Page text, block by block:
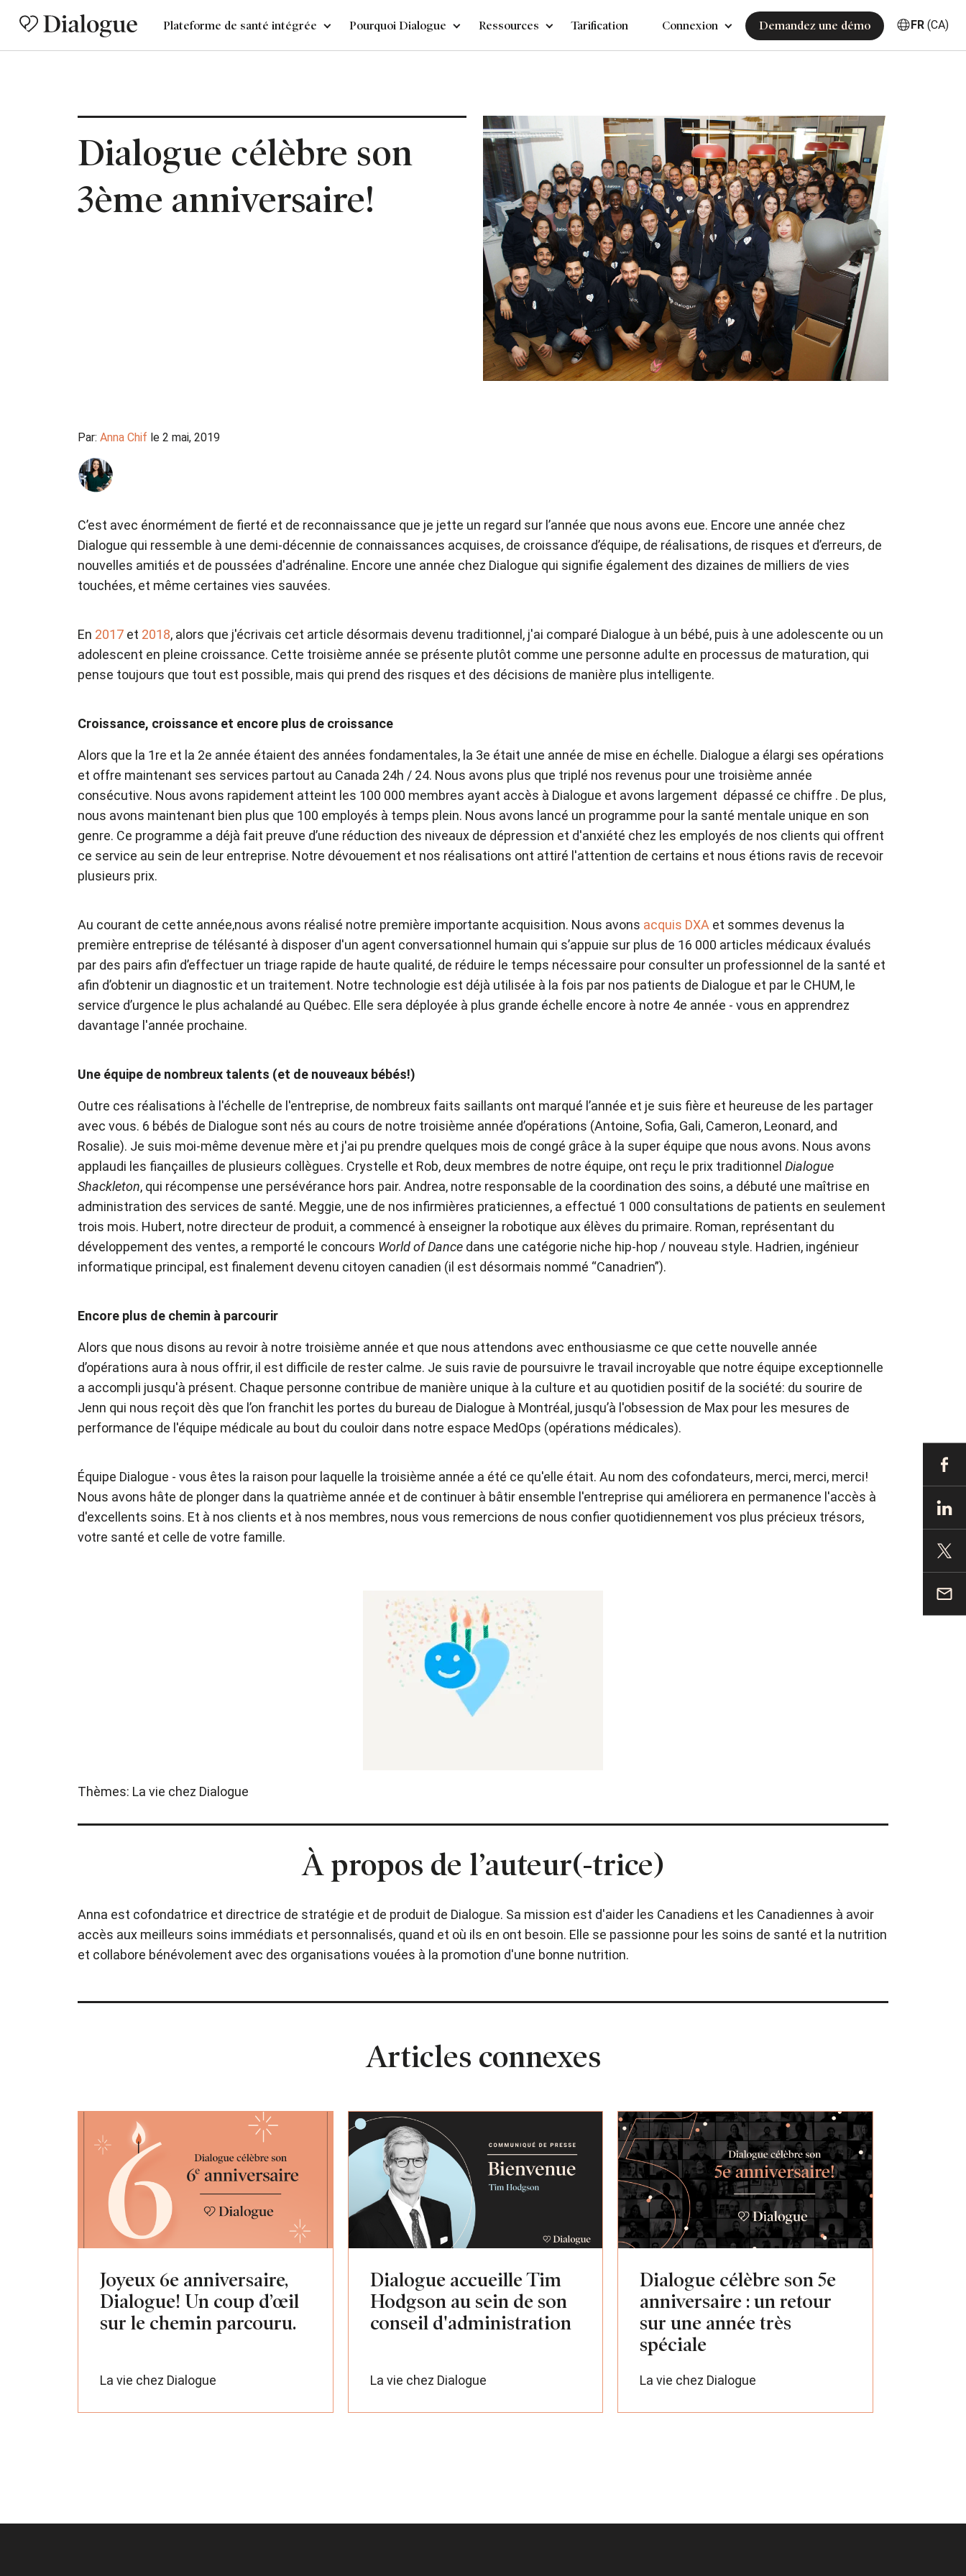
Plateforme de santé intégrée Pourquoi Dialogue Ressources Tarification Connexion Demandez une démo FR (CA)
Dialogue célèbre son
3ème anniversaire!
Par: Anna Chif le 2 mai, 2019
C’est avec énormément de fierté et de reconnaissance que je jette un regard sur l’année que nous avons eue. Encore une année chez
Dialogue qui ressemble à une demi-décennie de connaissances acquises, de croissance d’équipe, de réalisations, de risques et d’erreurs, de
nouvelles amitiés et de poussées d'adrénaline. Encore une année chez Dialogue qui signifie également des dizaines de milliers de vies
touchées, et même certaines vies sauvées.
En 2017 et 2018, alors que j'écrivais cet article désormais devenu traditionnel, j'ai comparé Dialogue à un bébé, puis à une adolescente ou un
adolescent en pleine croissance. Cette troisième année se présente plutôt comme une personne adulte en processus de maturation, qui
pense toujours que tout est possible, mais qui prend des risques et des décisions de manière plus intelligente.
Croissance, croissance et encore plus de croissance
Alors que la 1re et la 2e année étaient des années fondamentales, la 3e était une année de mise en échelle. Dialogue a élargi ses opérations
et offre maintenant ses services partout au Canada 24h / 24. Nous avons plus que triplé nos revenus pour une troisième année
consécutive. Nous avons rapidement atteint les 100 000 membres ayant accès à Dialogue et avons largement dépassé ce chiffre . De plus,
nous avons maintenant bien plus que 100 employés à temps plein. Nous avons lancé un programme pour la santé mentale unique en son
genre. Ce programme a déjà fait preuve d’une réduction des niveaux de dépression et d'anxiété chez les employés de nos clients qui offrent
ce service au sein de leur entreprise. Notre dévouement et nos réalisations ont attiré l'attention de certains et nous étions ravis de recevoir
plusieurs prix.
Au courant de cette année,nous avons réalisé notre première importante acquisition. Nous avons acquis DXA et sommes devenus la
première entreprise de télésanté à disposer d'un agent conversationnel humain qui s’appuie sur plus de 16 000 articles médicaux évalués
par des pairs afin d’effectuer un triage rapide de haute qualité, de réduire le temps nécessaire pour consulter un professionnel de la santé et
afin d’obtenir un diagnostic et un traitement. Notre technologie est déjà utilisée à la fois par nos patients de Dialogue et par le CHUM, le
service d’urgence le plus achalandé au Québec. Elle sera déployée à plus grande échelle encore à notre 4e année - vous en apprendrez
davantage l'année prochaine.
Une équipe de nombreux talents (et de nouveaux bébés!)
Outre ces réalisations à l'échelle de l'entreprise, de nombreux faits saillants ont marqué l’année et je suis fière et heureuse de les partager
avec vous. 6 bébés de Dialogue sont nés au cours de notre troisième année d’opérations (Antoine, Sofia, Gali, Cameron, Leonard, and
Rosalie). Je suis moi-même devenue mère et j'ai pu prendre quelques mois de congé grâce à la super équipe que nous avons. Nous avons
applaudi les fiançailles de plusieurs collègues. Crystelle et Rob, deux membres de notre équipe, ont reçu le prix traditionnel Dialogue
Shackleton, qui récompense une persévérance hors pair. Andrea, notre responsable de la coordination des soins, a débuté une maîtrise en
administration des services de santé. Meggie, une de nos infirmières praticiennes, a effectué 1 000 consultations de patients en seulement
trois mois. Hubert, notre directeur de produit, a commencé à enseigner la robotique aux élèves du primaire. Roman, représentant du
développement des ventes, a remporté le concours World of Dance dans une catégorie niche hip-hop / nouveau style. Hadrien, ingénieur
informatique principal, est finalement devenu citoyen canadien (il est désormais nommé “Canadrien”).
Encore plus de chemin à parcourir
Alors que nous disons au revoir à notre troisième année et que nous attendons avec enthousiasme ce que cette nouvelle année
d’opérations aura à nous offrir, il est difficile de rester calme. Je suis ravie de poursuivre le travail incroyable que notre équipe exceptionnelle
a accompli jusqu'à présent. Chaque personne contribue de manière unique à la culture et au quotidien positif de la société: du sourire de
Jenn qui nous reçoit dès que l’on franchit les portes du bureau de Dialogue à Montréal, jusqu’à l'obsession de Max pour les mesures de
performance de l'équipe médicale au bout du couloir dans notre espace MedOps (opérations médicales).
Équipe Dialogue - vous êtes la raison pour laquelle la troisième année a été ce qu'elle était. Au nom des cofondateurs, merci, merci, merci!
Nous avons hâte de plonger dans la quatrième année et de continuer à bâtir ensemble l'entreprise qui améliorera en permanence l'accès à
d'excellents soins. Et à nos clients et à nos membres, nous vous remercions de nous confier quotidiennement vos plus précieux trésors,
votre santé et celle de votre famille.
Thèmes: La vie chez Dialogue
À propos de l’auteur(-trice)
Anna est cofondatrice et directrice de stratégie et de produit de Dialogue. Sa mission est d'aider les Canadiens et les Canadiennes à avoir
accès aux meilleurs soins immédiats et personnalisés, quand et où ils en ont besoin. Elle se passionne pour les soins de santé et la nutrition
et collabore bénévolement avec des organisations vouées à la promotion d'une bonne nutrition.
Articles connexes
Joyeux 6e anniversaire,
Dialogue! Un coup d’œil
sur le chemin parcouru.
La vie chez Dialogue
Dialogue accueille Tim
Hodgson au sein de son
conseil d'administration
La vie chez Dialogue
Dialogue célèbre son 5e
anniversaire : un retour
sur une année très
spéciale
La vie chez Dialogue